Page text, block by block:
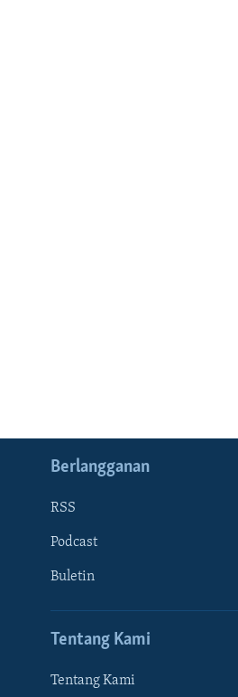
Berlangganan
RSS
Podcast
Buletin
Tentang Kami
Tentang Kami